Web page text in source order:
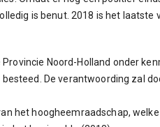
is benut. 2018 is het laatste
Noord-Holland onder
De verantwoording zal
het hoogheemraadschap,